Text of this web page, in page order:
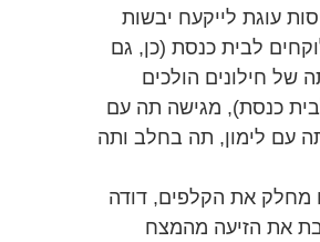
עוגת לייקעח יבשות
לבית כנסת (כן, גם
של חילונים הולכים
כנסת), מגישה תה עם
עם לימון, תה בחלב ותה
מחלק את הקלפים, דודה
את הזיעה מהמצח